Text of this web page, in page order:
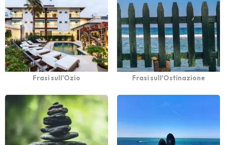
Frasi sull'Ozio Frasi sull'Ostinazione